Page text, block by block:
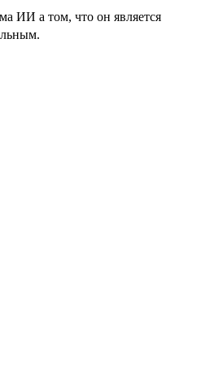
ИИ а том, что он является